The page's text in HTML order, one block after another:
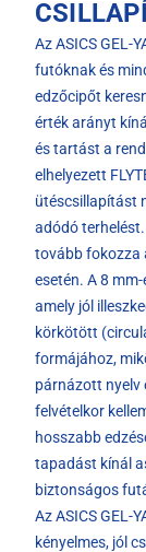
Az ASICS GEL-
futóknak és
edzőcipőt
érték arányt
és tartást a
elhelyezett
ütéscsillapítást
adódó
tovább fokozza
esetén. A 8
amely jól
körkötött
formájához,
párnázott nyelv
felvételkor
hosszabb
tapadást kínál
biztonságos
Az ASICS GEL-
kényelmes, jól